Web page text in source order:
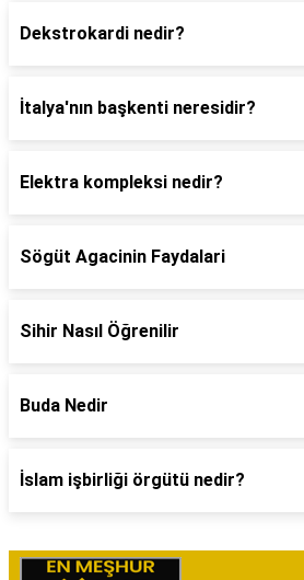
Dekstrokardi nedir?
İtalya'nın başkenti neresidir?
Elektra kompleksi nedir?
Sögüt Agacinin Faydalari
Sihir Nasıl Öğrenilir
Buda Nedir
İslam işbirliği örgütü nedir?